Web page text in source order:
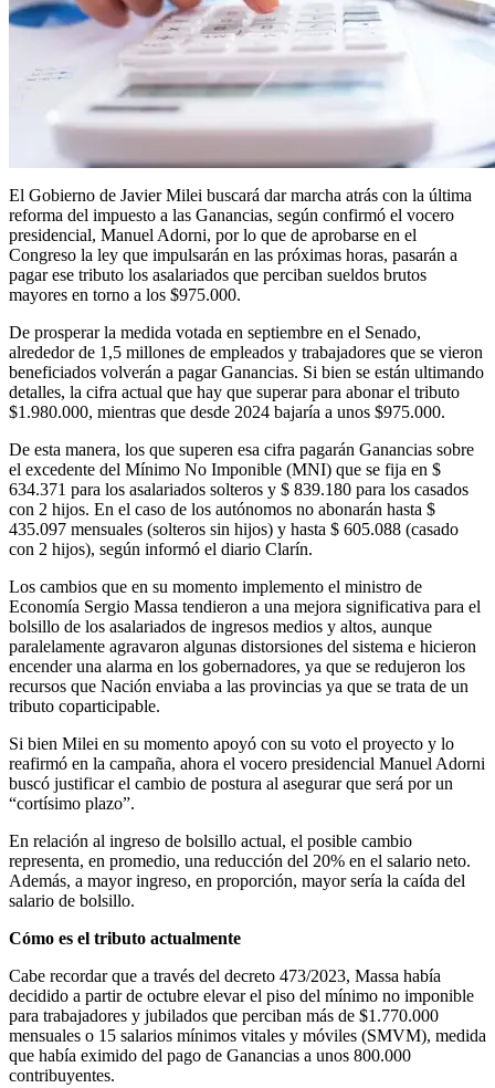
El Gobierno de Javier Milei buscará dar marcha atrás con la última
reforma del impuesto a las Ganancias, según confirmó el vocero
presidencial, Manuel Adorni, por lo que de aprobarse en el
Congreso la ley que impulsarán en las próximas horas, pasarán a
pagar ese tributo los asalariados que perciban sueldos brutos
mayores en torno a los $975.000.
De prosperar la medida votada en septiembre en el Senado,
alrededor de 1,5 millones de empleados y trabajadores que se vieron
beneficiados volverán a pagar Ganancias. Si bien se están ultimando
detalles, la cifra actual que hay que superar para abonar el tributo
$1.980.000, mientras que desde 2024 bajaría a unos $975.000.
De esta manera, los que superen esa cifra pagarán Ganancias sobre
el excedente del Mínimo No Imponible (MNI) que se fija en $
634.371 para los asalariados solteros y $ 839.180 para los casados
con 2 hijos. En el caso de los autónomos no abonarán hasta $
435.097 mensuales (solteros sin hijos) y hasta $ 605.088 (casado
con 2 hijos), según informó el diario Clarín.
Los cambios que en su momento implemento el ministro de
Economía Sergio Massa tendieron a una mejora significativa para el
bolsillo de los asalariados de ingresos medios y altos, aunque
paralelamente agravaron algunas distorsiones del sistema e hicieron
encender una alarma en los gobernadores, ya que se redujeron los
recursos que Nación enviaba a las provincias ya que se trata de un
tributo coparticipable.
Si bien Milei en su momento apoyó con su voto el proyecto y lo
reafirmó en la campaña, ahora el vocero presidencial Manuel Adorni
buscó justificar el cambio de postura al asegurar que será por un
“cortísimo plazo”.
En relación al ingreso de bolsillo actual, el posible cambio
representa, en promedio, una reducción del 20% en el salario neto.
Además, a mayor ingreso, en proporción, mayor sería la caída del
salario de bolsillo.
Cómo es el tributo actualmente
Cabe recordar que a través del decreto 473/2023, Massa había
decidido a partir de octubre elevar el piso del mínimo no imponible
para trabajadores y jubilados que perciban más de $1.770.000
mensuales o 15 salarios mínimos vitales y móviles (SMVM), medida
que había eximido del pago de Ganancias a unos 800.000
contribuyentes.